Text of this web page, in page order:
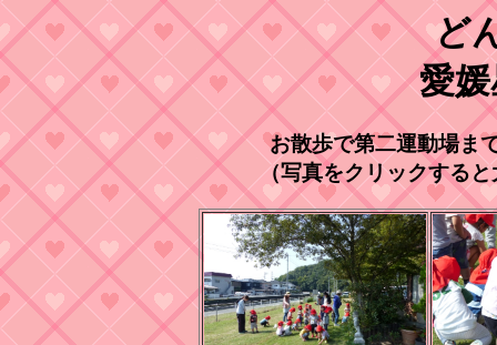
ど
愛
お散歩で第二運動場ま
（写真をクリックする